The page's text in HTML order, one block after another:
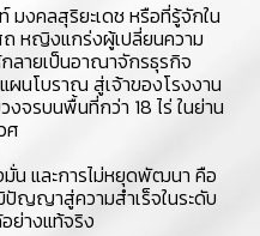
มงคลสุริยะเดช หรือที่รู้จักใน
ถ หญิงแกร่งผู้เปลี่ยนความ
ลายเป็น อาณาจักรธุรกิจ
นโบราณ สู่เจ้าของโรงงาน
จรบนพื้นที่กว่า 18 ไร่ ในย่าน
ศ
น และการไม่หยุดพัฒนา คือ
ญาสู่ความสำเร็จในระดับ
ย่างแท้จริง